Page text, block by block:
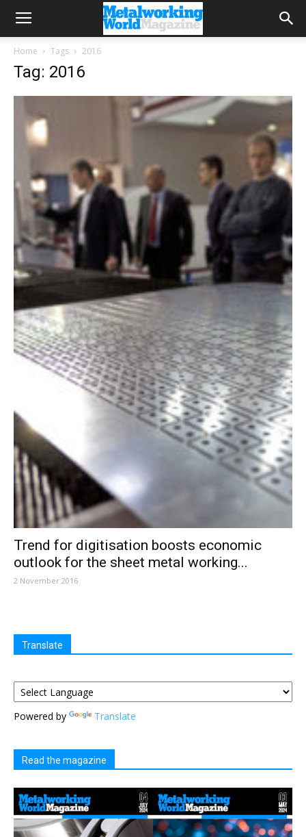
Home Tags 2016
Tag: 2016
Trend for digitisation boosts economic
outlook for the sheet metal working...
2 November 2016
Translate
Powered by Translate
Read the magazine